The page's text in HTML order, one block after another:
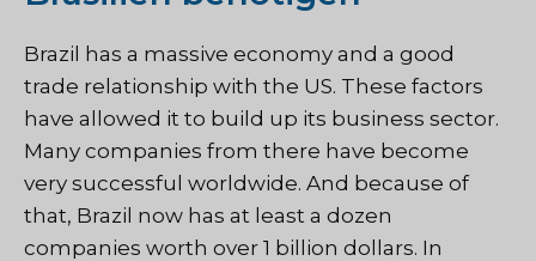
Brazil has a massive economy and a good
trade relationship with the US. These factors
have allowed it to build up its business sector.
Many companies from there have become
very successful worldwide. And because of
that, Brazil now has at least a dozen
companies worth over 1 billion dollars. In